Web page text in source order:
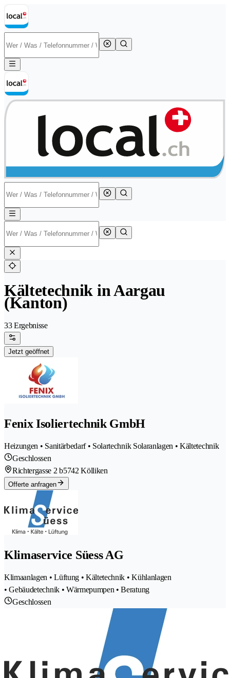
Kältetechnik in Aargau
(Kanton)
33 Ergebnisse
Jetzt geöffnet
Fenix Isoliertechnik GmbH
Heizungen • Sanitärbedarf • Solartechnik Solaranlagen • Kältetechnik
Geschlossen
Richtergasse 2 b5742 Kölliken
Offerte anfragen
Klimaservice Süess AG
Klimaanlagen • Lüftung • Kältetechnik • Kühlanlagen
• Gebäudetechnik • Wärmepumpen • Beratung
Geschlossen